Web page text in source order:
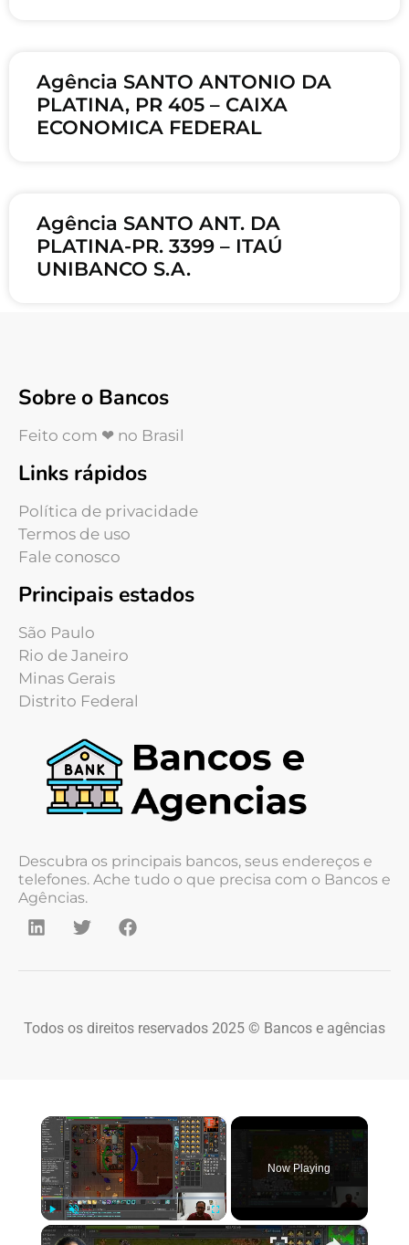
Agência SANTO ANTONIO DA
PLATINA, PR 405 – CAIXA
ECONOMICA FEDERAL
Agência SANTO ANT. DA
PLATINA-PR. 3399 – ITAÚ
UNIBANCO S.A.
Sobre o Bancos
Feito com ❤ no Brasil
Links rápidos
Política de privacidade
Termos de uso
Fale conosco
Principais estados
São Paulo
Rio de Janeiro
Minas Gerais
Distrito Federal
Descubra os principais bancos, seus endereços e
telefones. Ache tudo o que precisa com o Bancos e
Agências.
Todos os direitos reservados 2025 © Bancos e agências
×
Play Unmute Fullscreen
Now Playing
×